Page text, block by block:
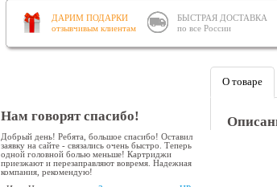
ДАРИМ ПОДАРКИ
отзывчивым клиентам
БЫСТРАЯ ДОСТАВКА
по все России
Нам говорят спасибо!
Добрый день! Ребята, большое спасибо! Оставил
заявку на сайте - связались очень быстро. Теперь
одной головной болью меньше! Картриджи
приезжают и перезаправляют вовремя. Надежная
компания, рекомендую!
О товаре